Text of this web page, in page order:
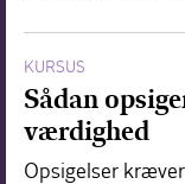
KURSUS
Sådan
værdighed
Opsigelser